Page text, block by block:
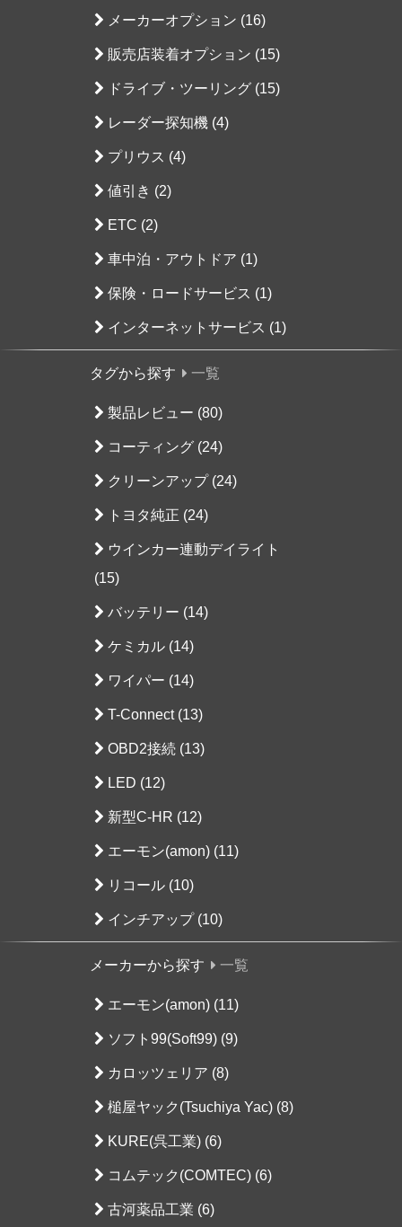
メーカーオプション (16)
販売店装着オプション (15)
ドライブ・ツーリング (15)
レーダー探知機 (4)
プリウス (4)
値引き (2)
ETC (2)
車中泊・アウトドア (1)
保険・ロードサービス (1)
インターネットサービス (1)
タグから探す 一覧
製品レビュー (80)
コーティング (24)
クリーンアップ (24)
トヨタ純正 (24)
ウインカー連動デイライト
(15)
バッテリー (14)
ケミカル (14)
ワイパー (14)
T-Connect (13)
OBD2接続 (13)
LED (12)
新型C-HR (12)
エーモン(amon) (11)
リコール (10)
インチアップ (10)
メーカーから探す 一覧
エーモン(amon) (11)
ソフト99(Soft99) (9)
カロッツェリア (8)
槌屋ヤック(Tsuchiya Yac) (8)
KURE(呉工業) (6)
コムテック(COMTEC) (6)
古河薬品工業 (6)